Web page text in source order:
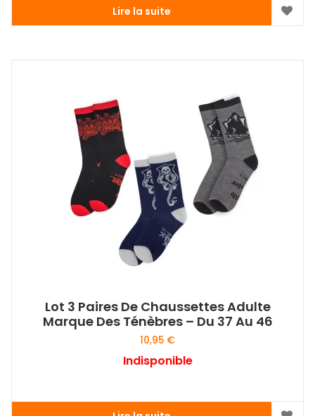
Lire la suite
Lot 3 Paires De Chaussettes Adulte
Marque Des Ténèbres – Du 37 Au 46
10,95 €
Indisponible